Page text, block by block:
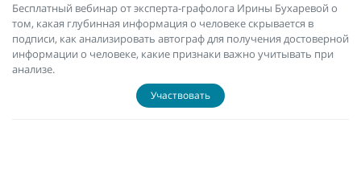
Бесплатный вебинар от эксперта-графолога Ирины Бухаревой о
том, какая глубинная информация о человеке скрывается в
подписи, как анализировать автограф для получения достоверной
информации о человеке, какие признаки важно учитывать при
анализе.
Участвовать